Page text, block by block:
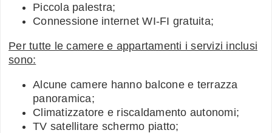
Piccola palestra;
Connessione internet WI-FI gratuita;
Per tutte le camere e appartamenti i servizi inclusi
sono:
Alcune camere hanno balcone e terrazza
panoramica;
Climatizzatore e riscaldamento autonomi;
TV satellitare schermo piatto;